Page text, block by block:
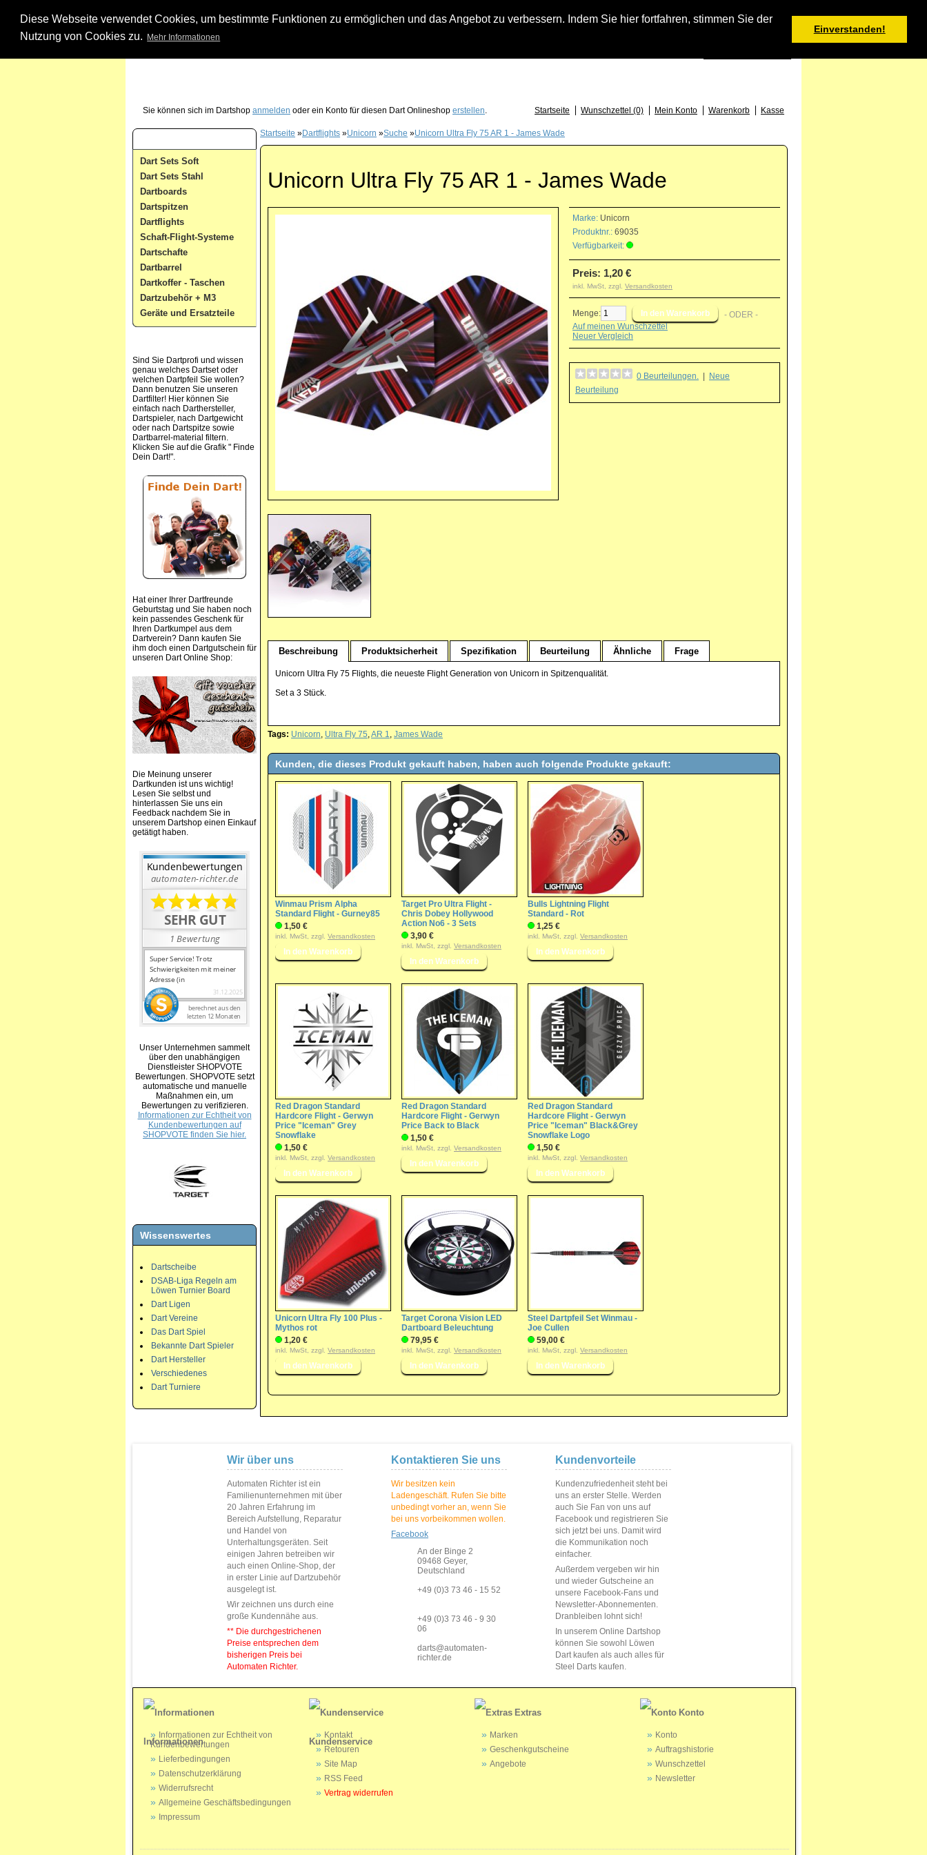
Diese Webseite verwendet Cookies, um bestimmte Funktionen zu ermöglichen und das Angebot zu verbessern. Indem Sie hier fortfahren, stimmen Sie der
Nutzung von Cookies zu.
Mehr Informationen
Einverstanden!
Warenkorb
Sie können sich im Dartshop anmelden oder ein Konto für diesen Dart Onlineshop erstellen. Startseite Wunschzettel (0) Mein Konto Warenkorb Kasse
Dart Sets Soft
Dart Sets Stahl
Dartboards
Dartspitzen
Dartflights
Schaft-Flight-Systeme
Dartschafte
Dartbarrel
Dartkoffer - Taschen
Dartzubehör + M3
Geräte und Ersatzteile
Sind Sie Dartprofi und wissen
genau welches Dartset oder
welchen Dartpfeil Sie wollen?
Dann benutzen Sie unseren
Dartfilter! Hier können Sie
einfach nach Darthersteller,
Dartspieler, nach Dartgewicht
oder nach Dartspitze sowie
Dartbarrel-material filtern.
Klicken Sie auf die Grafik " Finde
Dein Dart!".
Hat einer Ihrer Dartfreunde
Geburtstag und Sie haben noch
kein passendes Geschenk für
Ihren Dartkumpel aus dem
Dartverein? Dann kaufen Sie
ihm doch einen Dartgutschein für
unseren Dart Online Shop:
Die Meinung unserer
Dartkunden ist uns wichtig!
Lesen Sie selbst und
hinterlassen Sie uns ein
Feedback nachdem Sie in
unserem Dartshop einen Einkauf
getätigt haben.
Unser Unternehmen sammelt
über den unabhängigen
Dienstleister SHOPVOTE
Bewertungen. SHOPVOTE setzt
automatische und manuelle
Maßnahmen ein, um
Bewertungen zu verifizieren.
Informationen zur Echtheit von
Kundenbewertungen auf
SHOPVOTE finden Sie hier.
Wissenswertes
Dartscheibe
DSAB-Liga Regeln am
Löwen Turnier Board
Dart Ligen
Dart Vereine
Das Dart Spiel
Bekannte Dart Spieler
Dart Hersteller
Verschiedenes
Dart Turniere
Startseite »Dartflights »Unicorn »Suche »Unicorn Ultra Fly 75 AR 1 - James Wade
Unicorn Ultra Fly 75 AR 1 - James Wade
Marke: Unicorn
Produktnr.: 69035
Verfügbarkeit:
Preis: 1,20 €
inkl. MwSt, zzgl. Versandkosten
Menge:
- ODER -
Auf meinen Wunschzettel
Neuer Vergleich
0 Beurteilungen.
Neue
Beurteilung
Beschreibung Produktsicherheit Spezifikation Beurteilung Ähnliche Frage
Unicorn Ultra Fly 75 Flights, die neueste Flight Generation von Unicorn in Spitzenqualität.
Set a 3 Stück.
Tags: Unicorn, Ultra Fly 75,AR 1, James Wade
Kunden, die dieses Produkt gekauft haben, haben auch folgende Produkte gekauft:
Winmau Prism Alpha
Standard Flight - Gurney85
1,50 €
inkl. MwSt, zzgl. Versandkosten
Target Pro Ultra Flight -
Chris Dobey Hollywood
Action No6 - 3 Sets
3,90 €
inkl. MwSt, zzgl. Versandkosten
Bulls Lightning Flight
Standard - Rot
1,25 €
inkl. MwSt, zzgl. Versandkosten
Red Dragon Standard
Hardcore Flight - Gerwyn
Price "Iceman" Grey
Snowflake
1,50 €
inkl. MwSt, zzgl. Versandkosten
Red Dragon Standard
Hardcore Flight - Gerwyn
Price Back to Black
1,50 €
inkl. MwSt, zzgl. Versandkosten
Red Dragon Standard
Hardcore Flight - Gerwyn
Price "Iceman" Black&Grey
Snowflake Logo
1,50 €
inkl. MwSt, zzgl. Versandkosten
Unicorn Ultra Fly 100 Plus -
Mythos rot
1,20 €
inkl. MwSt, zzgl. Versandkosten
Target Corona Vision LED
Dartboard Beleuchtung
79,95 €
inkl. MwSt, zzgl. Versandkosten
Steel Dartpfeil Set Winmau -
Joe Cullen
59,00 €
inkl. MwSt, zzgl. Versandkosten
Wir über uns
Automaten Richter ist ein
Familienunternehmen mit über
20 Jahren Erfahrung im
Bereich Aufstellung, Reparatur
und Handel von
Unterhaltungsgeräten. Seit
einigen Jahren betreiben wir
auch einen Online-Shop, der
in erster Linie auf Dartzubehör
ausgelegt ist.
Wir zeichnen uns durch eine
große Kundennähe aus.
** Die durchgestrichenen
Preise entsprechen dem
bisherigen Preis bei
Automaten Richter.
Kontaktieren Sie uns
Wir besitzen kein
Ladengeschäft. Rufen Sie bitte
unbedingt vorher an, wenn Sie
bei uns vorbeikommen wollen.
Facebook
An der Binge 2
09468 Geyer,
Deutschland
+49 (0)3 73 46 - 15 52
+49 (0)3 73 46 - 9 30
06
darts@automaten-
richter.de
Kundenvorteile
Kundenzufriedenheit steht bei
uns an erster Stelle. Werden
auch Sie Fan von uns auf
Facebook und registrieren Sie
sich jetzt bei uns. Damit wird
die Kommunikation noch
einfacher.
Außerdem vergeben wir hin
und wieder Gutscheine an
unsere Facebook-Fans und
Newsletter-Abonnementen.
Dranbleiben lohnt sich!
In unserem Online Dartshop
können Sie sowohl Löwen
Dart kaufen als auch alles für
Steel Darts kaufen.
Informationen
Informationen zur Echtheit von
Kundenbewertungen
Lieferbedingungen
Datenschutzerklärung
Widerrufsrecht
Allgemeine Geschäftsbedingungen
Impressum
Kundenservice
Kontakt
Retouren
Site Map
RSS Feed
Vertrag widerrufen
Extras
Marken
Geschenkgutscheine
Angebote
Konto
Konto
Auftragshistorie
Wunschzettel
Newsletter